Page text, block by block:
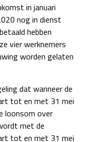
in januari
nog in dienst
hebben
vier werknemers
worden gelaten
dat wanneer de
tot en met 31 mei
loonsom over
met de
tot en met 31 mei